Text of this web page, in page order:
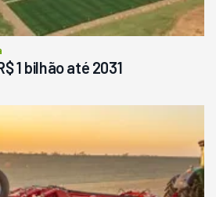
1 bilhão até 2031